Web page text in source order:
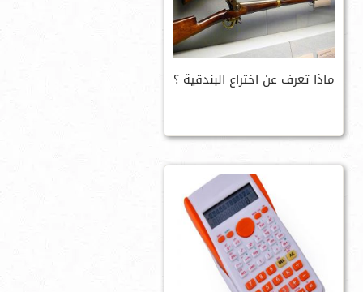
ماذا تعرف عن اختراع البندقية ؟